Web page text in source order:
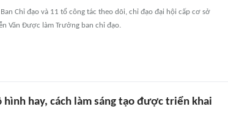
Ban Chỉ đạo và 11 tổ công tác theo dõi, chỉ đạo đại hội cấp cơ sở
Văn Được làm Trưởng ban chỉ đạo.
hình hay, cách làm sáng tạo được triển khai